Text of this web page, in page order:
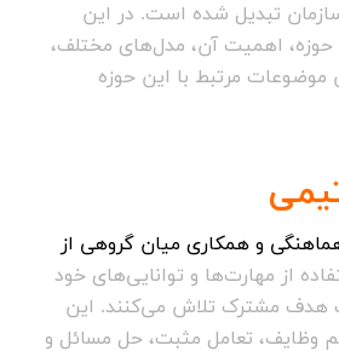
تبدیل شده است. در این
حوزه، اهمیت آن، مدل‌های مختلف،
مرتبط با این حوزه
و همکاری میان گروهی از
از مهارت‌ها و توانایی‌های خود
هدف مشترک تلاش می‌کنند. این
وظایف، تعامل مثبت، حل مسائل و